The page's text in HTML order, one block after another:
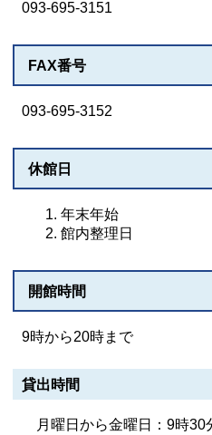
093-695-3151
FAX番号
093-695-3152
休館日
年末年始
館内整理日
開館時間
9時から20時まで
貸出時間
月曜日から金曜日：9時30